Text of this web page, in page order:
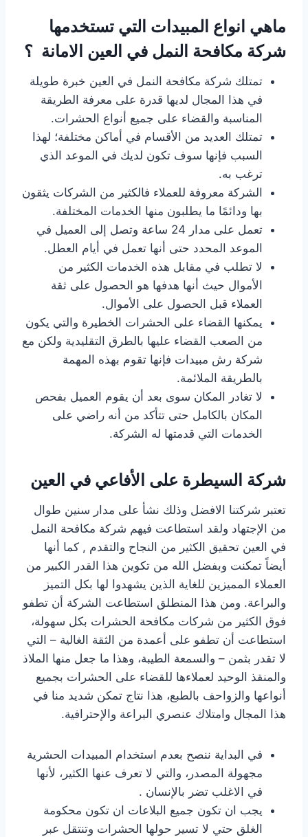
ماهي انواع المبيدات التي تستخدمها
شركة مكافحة النمل في العين الامانة ؟
تمتلك شركة مكافحة النمل في العين خبرة طويلة
في هذا المجال لديها قدرة على معرفة الطريقة
المناسبة والقضاء على جميع أنواع الحشرات.
تمتلك العديد من الأقسام في أماكن مختلفة؛ لهذا
السبب فإنها سوف تكون لديك في الموعد الذي
ترغب به.
الشركة معروفة للعملاء فالكثير من الشركات يثقون
بها ودائمًا ما يطلبون منها الخدمات المختلفة.
تعمل على مدار 24 ساعة وتصل إلى العميل في
الموعد المحدد حتى أنها تعمل في أيام العطل.
لا تطلب في مقابل هذه الخدمات الكثير من
الأموال حيث أنها هدفها هو الحصول على ثقة
العملاء قبل الحصول على الأموال.
يمكنها القضاء على الحشرات الخطيرة والتي يكون
من الصعب القضاء عليها بالطرق التقليدية ولكن مع
شركة رش مبيدات فإنها تقوم بهذه المهمة
بالطريقة الملائمة.
لا تغادر المكان سوى بعد أن يقوم العميل بفحص
المكان بالكامل حتى تتأكد من أنه راضي على
الخدمات التي قدمتها له الشركة.
شركة السيطرة على الأفاعي في العين
تعتبر شركتنا الافضل وذلك نشأ على مدار سنين طوال
من الإجتهاد ولقد استطاعت فيهم شركة مكافحة النمل
في العين تحقيق الكثير من النجاح والتقدم , كما أنها
أيضاً تمكنت وبفضل الله من تكوين هذا القدر الكبير من
العملاء المميزين للغاية الذين يشهدوا لها بكل التميز
والبراعة. ومن هذا المنطلق استطاعت الشركة أن تطفو
فوق الكثير من شركات مكافحة الحشرات بكل سهولة،
استطاعت أن تطفو على أعمدة من الثقة الغالية – التي
لا تقدر بثمن – والسمعة الطيبة، وهذا ما جعل منها الملاذ
والمنقذ الوحيد لعملاءها للقضاء على الحشرات بجميع
أنواعها والزواحف بالطبع، هذا نتاج تمكن شديد منا في
هذا المجال وامتلاك عنصري البراعة والإحترافية.
في البداية ننصح بعدم استخدام المبيدات الحشرية
مجهولة المصدر، والتي لا تعرف عنها الكثير، لأنها
في الاغلب تضر بالإنسان .
يجب ان تكون جميع البلاعات ان تكون محكومة
الغلق حتي لا تسير حولها الحشرات وتنتقل عبر